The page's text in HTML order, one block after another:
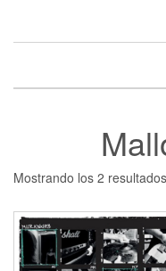
the
Mostrando los 2 resultados